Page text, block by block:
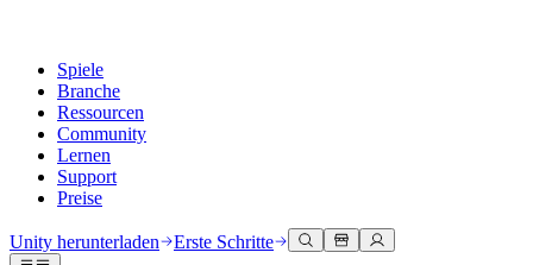
Spiele
Branche
Ressourcen
Community
Lernen
Support
Preise
Unity herunterladen Erste Schritte